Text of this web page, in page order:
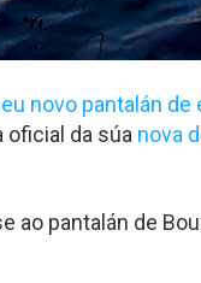
novo pantalán
oficial da súa nova
ao pantalán de